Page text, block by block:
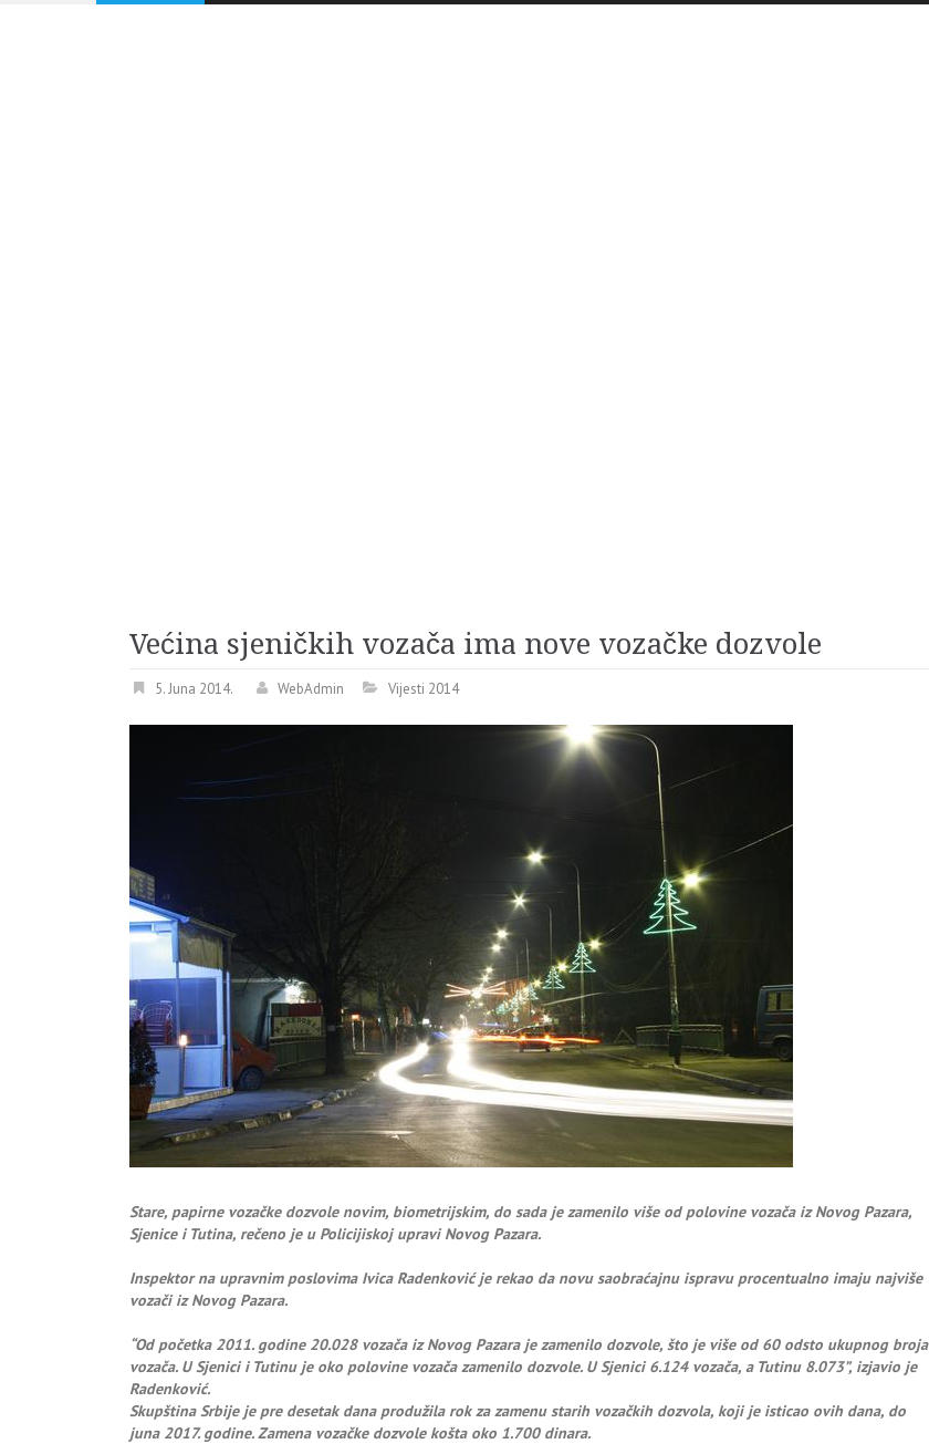
Većina sjeničkih vozača ima nove vozačke dozvole
5. Juna 2014. WebAdmin Vijesti 2014
Stare, papirne vozačke dozvole novim, biometrijskim, do sada je zamenilo više od polovine vozača iz Novog Pazara,
Sjenice i Tutina, rečeno je u Policijiskoj upravi Novog Pazara.
Inspektor na upravnim poslovima Ivica Radenković je rekao da novu saobraćajnu ispravu procentualno imaju najviše
vozači iz Novog Pazara.
“Od početka 2011. godine 20.028 vozača iz Novog Pazara je zamenilo dozvole, što je više od 60 odsto ukupnog broja
vozača. U Sjenici i Tutinu je oko polovine vozača zamenilo dozvole. U Sjenici 6.124 vozača, a Tutinu 8.073”, izjavio je
Radenković.
Skupština Srbije je pre desetak dana produžila rok za zamenu starih vozačkih dozvola, koji je isticao ovih dana, do
juna 2017. godine. Zamena vozačke dozvole košta oko 1.700 dinara.